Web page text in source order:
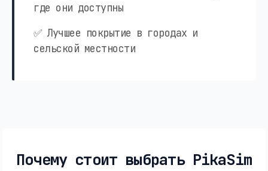
где они доступны
✅ Лучшее покрытие в городах и
сельской местности
Почему стоит выбрать PikaSim